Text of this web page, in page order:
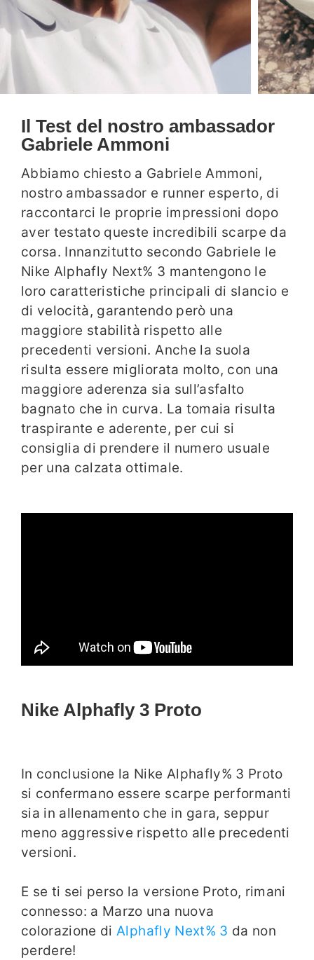
Il Test del nostro ambassador
Gabriele Ammoni
Abbiamo chiesto a Gabriele Ammoni,
nostro ambassador e runner esperto, di
raccontarci le proprie impressioni dopo
aver testato queste incredibili scarpe da
corsa. Innanzitutto secondo Gabriele le
Nike Alphafly Next% 3 mantengono le
loro caratteristiche principali di slancio e
di velocità, garantendo però una
maggiore stabilità rispetto alle
precedenti versioni. Anche la suola
risulta essere migliorata molto, con una
maggiore aderenza sia sull’asfalto
bagnato che in curva. La tomaia risulta
traspirante e aderente, per cui si
consiglia di prendere il numero usuale
per una calzata ottimale.
Nike Alphafly 3 Proto
In conclusione la Nike Alphafly% 3 Proto
si confermano essere scarpe performanti
sia in allenamento che in gara, seppur
meno aggressive rispetto alle precedenti
versioni.
E se ti sei perso la versione Proto, rimani
connesso: a Marzo una nuova
colorazione diAlphafly Next% 3 da non
perdere!